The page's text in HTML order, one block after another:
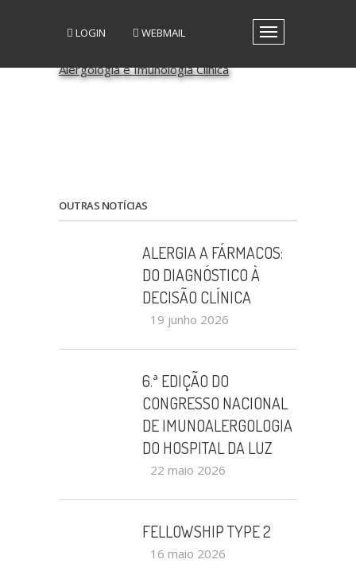
Toggle
GRUPOS DE INTERESSE
CONTACTOS
LOGIN WEBMAIL
OUTRAS NOTÍCIAS
ALERGIA A FÁRMACOS:
DO DIAGNÓSTICO À
DECISÃO CLÍNICA
19 junho 2026
6.ª EDIÇÃO DO
CONGRESSO NACIONAL
DE IMUNOALERGOLOGIA
DO HOSPITAL DA LUZ
22 maio 2026
FELLOWSHIP TYPE 2
16 maio 2026